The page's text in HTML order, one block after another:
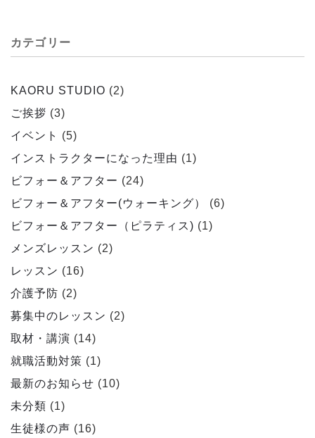
カテゴリー
KAORU STUDIO (2)
ご挨拶 (3)
イベント
(5)
インストラクターになった理由 (1)
ビフォー＆アフター (24)
ビフォー＆アフター(ウォーキング）
(6)
ビフォー＆アフター（ピラティス) (1)
メンズレッスン (2)
レッスン (16)
介護予防 (2)
募集中のレッスン (2)
取材・講演 (14)
就職活動対策 (1)
最新のお知らせ (10)
未分類 (1)
生徒様の声 (16)